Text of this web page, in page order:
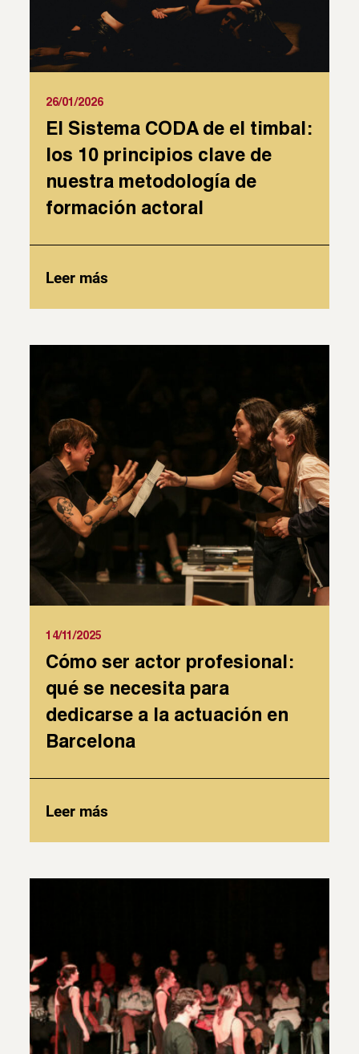
26/01/2026
El Sistema CODA de el timbal:
los 10 principios clave de
nuestra metodología de
formación actoral
Leer más
14/11/2025
Cómo ser actor profesional:
qué se necesita para
dedicarse a la actuación en
Barcelona
Leer más